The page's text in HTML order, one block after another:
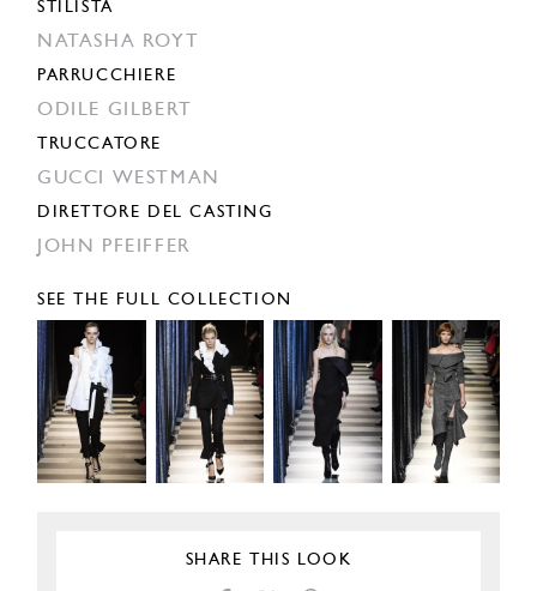
STILISTA
NATASHA ROYT
PARRUCCHIERE
ODILE GILBERT
TRUCCATORE
GUCCI WESTMAN
DIRETTORE DEL CASTING
JOHN PFEIFFER
SEE THE FULL COLLECTION
SHARE THIS LOOK